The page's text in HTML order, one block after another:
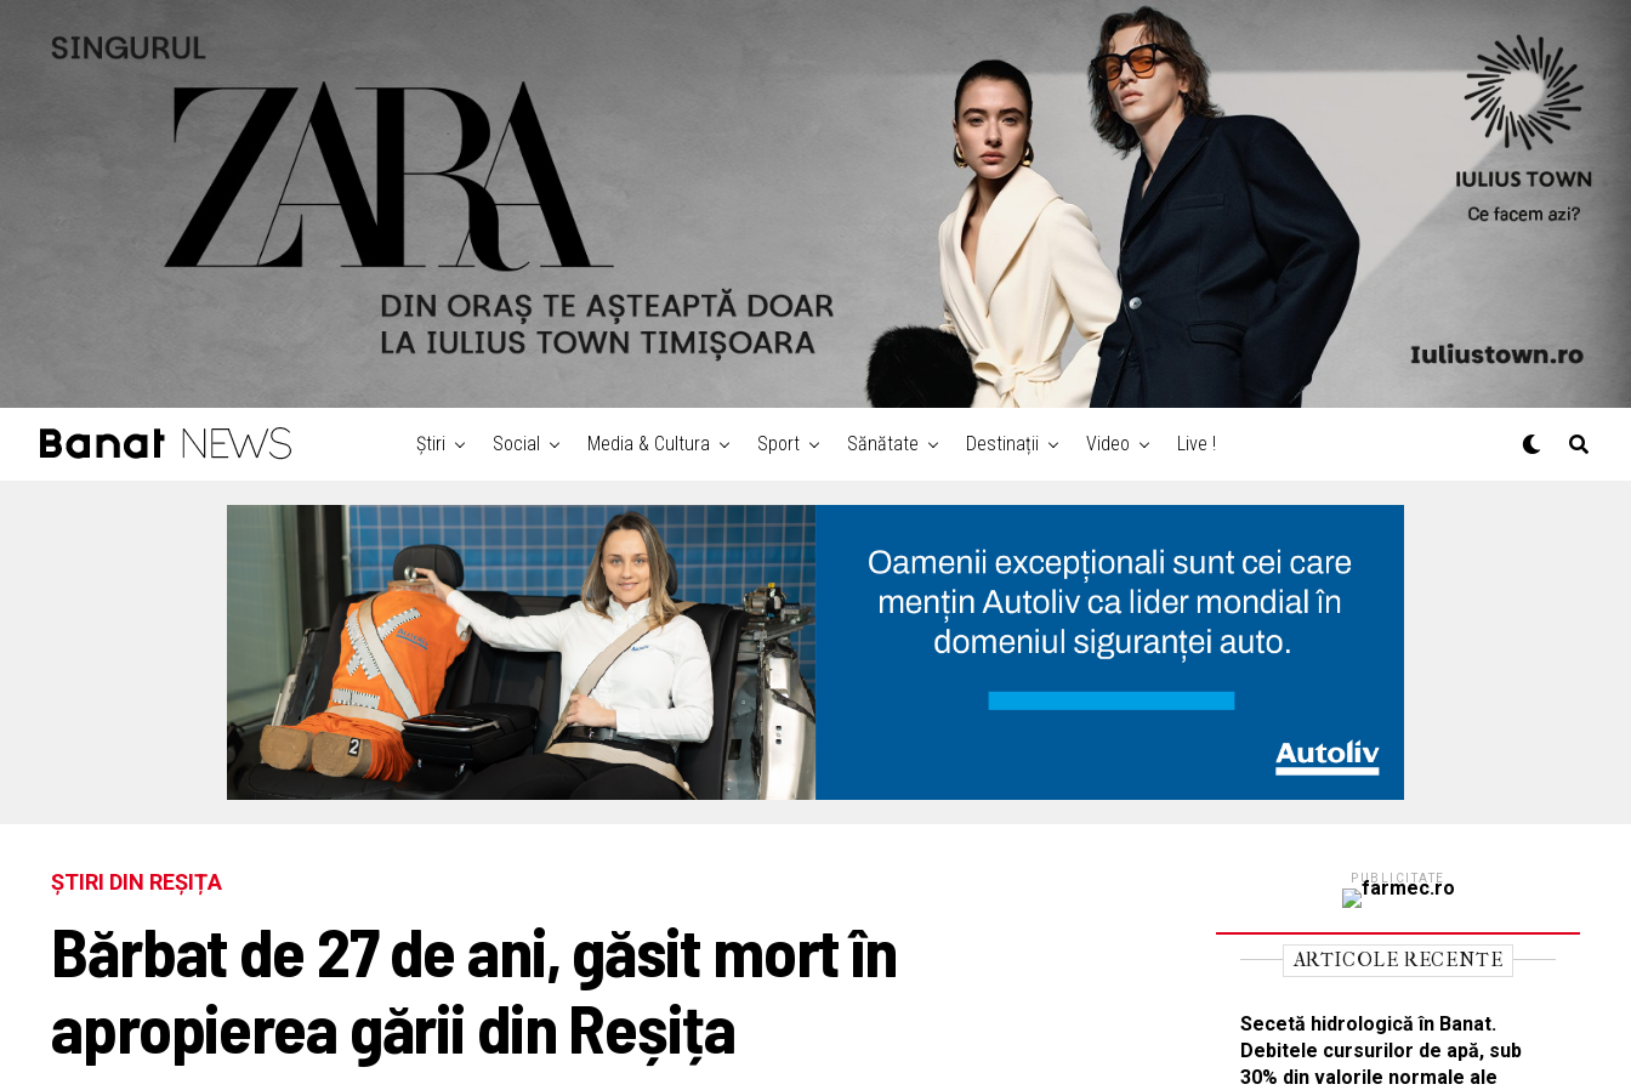
Știri Social Media & Cultura Sport Sănătate Destinații Video Live !
ȘTIRI DIN REȘIȚA
Bărbat de 27 de ani, găsit mort în
apropierea gării din Reșița
PUBLICITATE
ARTICOLE RECENTE
Secetă hidrologică în Banat.
Debitele cursurilor de apă, sub
30% din valorile normale ale